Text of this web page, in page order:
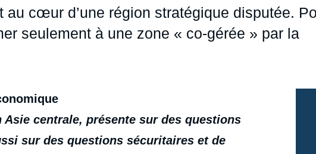
au cœur d’une région stratégique disputée.
seulement à une zone « co-gérée » par la
centrale, présente sur des questions
sur des questions sécuritaires et de